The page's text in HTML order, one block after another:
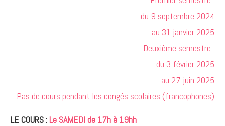
du 9 septembre 2024
au 31 janvier 2025
Deuxième semestre :
du 3 février 2025
au 27 juin 2025
Pas de cours pendant les congés scolaires (francophones)
LE COURS : Le SAMEDI de 17h à 19hh